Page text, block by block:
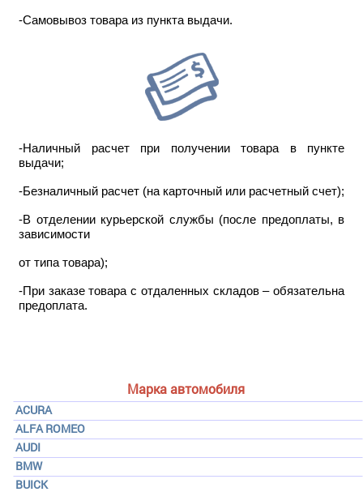
Марка автомобиля
ACURA
ALFA ROMEO
AUDI
BMW
BUICK
-Самовывоз товара из пункта выдачи.
-Наличный расчет при получении товара в пункте
выдачи;
-Безналичный расчет (на карточный или расчетный счет);
-В отделении курьерской службы (после предоплаты, в
зависимости
от типа товара);
-При заказе товара с отдаленных складов – обязательна
предоплата.